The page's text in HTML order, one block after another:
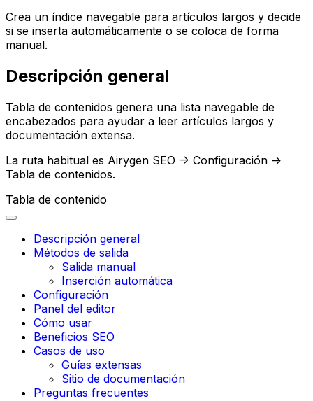
Crea un índice navegable para artículos largos y decide
si se inserta automáticamente o se coloca de forma
manual.
Descripción general
Tabla de contenidos genera una lista navegable de
encabezados para ayudar a leer artículos largos y
documentación extensa.
La ruta habitual es Airygen SEO -> Configuración ->
Tabla de contenidos.
Tabla de contenido
Descripción general
Métodos de salida
Salida manual
Inserción automática
Configuración
Panel del editor
Cómo usar
Beneficios SEO
Casos de uso
Guías extensas
Sitio de documentación
Preguntas frecuentes